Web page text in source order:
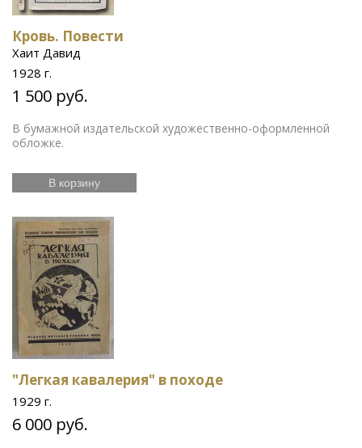
Кровь. Повести
Хаит Давид
1928 г.
1 500 руб.
В бумажной издательской художественно-оформленной
обложке.
В корзину
"Легкая кавалерия" в походе
1929 г.
6 000 руб.